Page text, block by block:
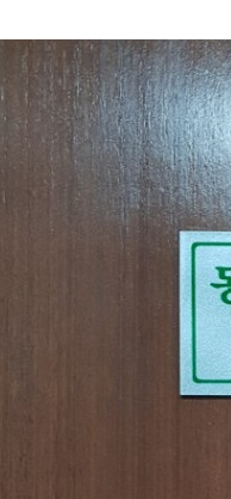
포토뉴
영상갤